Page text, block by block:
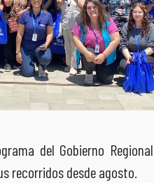
del Gobierno
recorridos desde agosto.